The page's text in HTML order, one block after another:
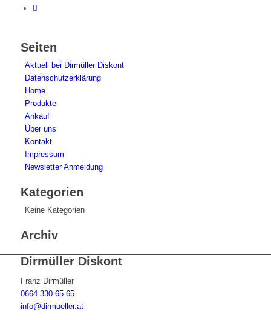
Seiten
Aktuell bei Dirmüller Diskont
Datenschutzerklärung
Home
Produkte
Ankauf
Über uns
Kontakt
Impressum
Newsletter Anmeldung
Kategorien
Keine Kategorien
Archiv
Dirmüller Diskont
Franz Dirmüller
0664 330 65 65
info@dirmueller.at